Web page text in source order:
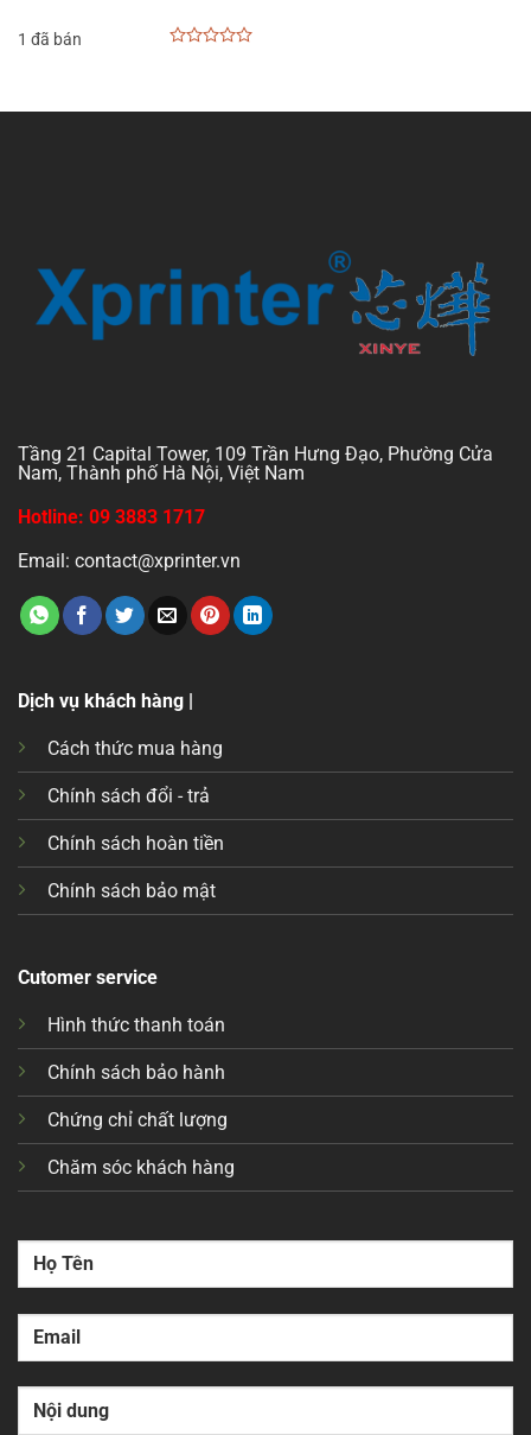
1 đã bán
5
Tầng 21 Capital Tower, 109 Trần Hưng Đạo, Phường Cửa
Nam, Thành phố Hà Nội, Việt Nam
Hotline: 09 3883 1717
Email: contact@xprinter.vn
Dịch vụ khách hàng |
Cách thức mua hàng
Chính sách đổi - trả
Chính sách hoàn tiền
Chính sách bảo mật
Cutomer service
Hình thức thanh toán
Chính sách bảo hành
Chứng chỉ chất lượng
Chăm sóc khách hàng